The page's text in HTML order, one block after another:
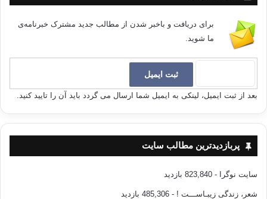
برای دریافت و باخبر شدن از مطالب جدید مشترک خبرنامه‌ی
ما شوید.
بعد از ثبت ایمیل، لینکی به ایمیل شما ارسال می گردد باید آن را تایید کنید.
پربازدیدترین مطالب سایت
سایت نوگرا - 823,840 بازدید
شعر، زندگی زیبـاســـت ! - 485,306 بازدید